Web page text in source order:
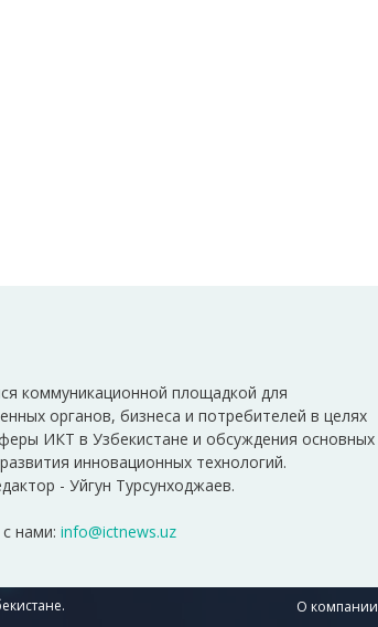
коммуникационной площадкой для
органов, бизнеса и потребителей в целях
ИКТ в Узбекистане и обсуждения основных
инновационных технологий.
- Уйгун Турсунходжаев.
нами: info@ictnews.uz
О компании